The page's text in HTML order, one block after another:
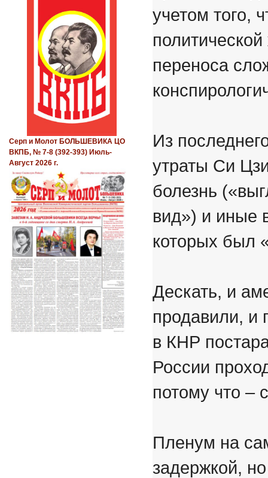
учетом того,
политической
переноса
Из
утраты Си
болезнь
вид») и иные
которых был
Дескать, и
продавили, и
в КНР
России
потому что –
Пленум на
задержкой,
Серп и Молот БОЛЬШЕВИКА ЦО
ВКПБ, № 7-8 (392-393) Июль-
Август 2026 г.